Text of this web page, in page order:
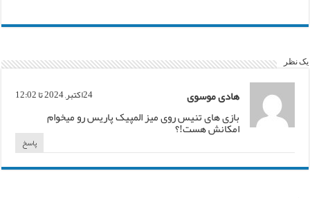
یک نظر
هادی موسوی 24اکتبر, 2024 تا 12:02
بازی های تنیس روی میز المپیک پاریس رو میخوام
امکانش هست!؟
پاسخ